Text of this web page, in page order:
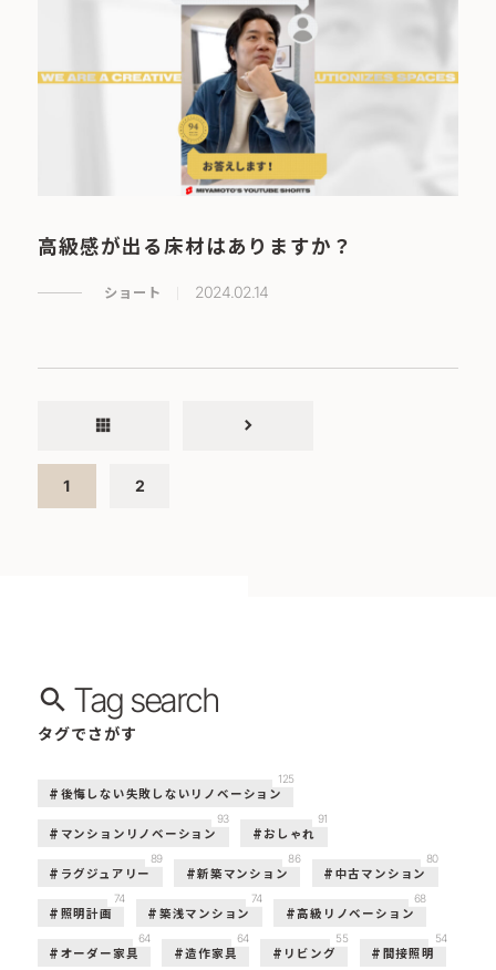
高級感が出る床材はありますか？
ショート 2024.02.14
apps chevron_right
1 2
Tag search
タグでさがす
後悔しない失敗しないリノベーション
125
マンションリノベーション
93
おしゃれ
91
ラグジュアリー
89
新築マンション
86
中古マンション
80
照明計画
74
築浅マンション
74
高級リノベーション
68
オーダー家具
64
造作家具
64
リビング
55
間接照明
54